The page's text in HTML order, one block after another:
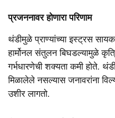
प्रजननावर होणारा परिणाम
थंडीमुळे प्राण्यांच्या इस्ट्रस
हार्मोनल संतुलन बिघडल्यामुळे
गर्भधारणेची शक्यता कमी होते.
मिळालेले नसल्यास जनावरांना
उशीर लागतो.